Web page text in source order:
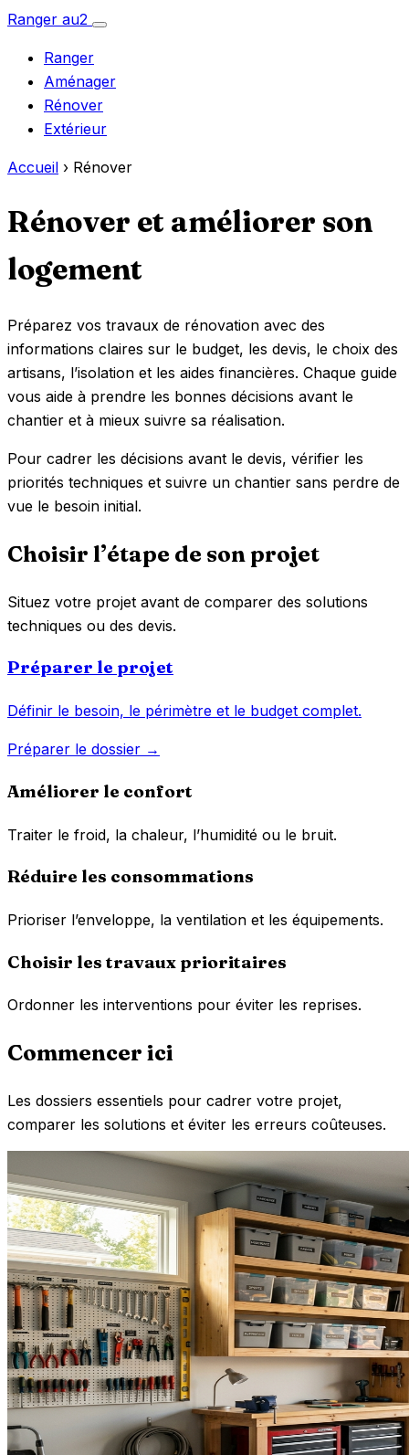
Aller
contenu
Ranger au2
Ouvrir
Ranger
Aménager
Rénover
Extérieur
Accueil › Rénover
Rénover et améliorer son
logement
Préparez vos travaux de rénovation avec des
informations claires sur le budget, les devis, le choix des
artisans, l’isolation et les aides financières. Chaque guide
vous aide à prendre les bonnes décisions avant le
chantier et à mieux suivre sa réalisation.
Pour cadrer les décisions avant le devis, vérifier les
priorités techniques et suivre un chantier sans perdre de
vue le besoin initial.
Choisir l’étape de son projet
Situez votre projet avant de comparer des solutions
techniques ou des devis.
Préparer le projet
Définir le besoin, le périmètre et le budget complet.
Préparer le dossier →
Améliorer le confort
Traiter le froid, la chaleur, l’humidité ou le bruit.
Réduire les consommations
Prioriser l’enveloppe, la ventilation et les équipements.
Choisir les travaux prioritaires
Ordonner les interventions pour éviter les reprises.
Commencer ici
Les dossiers essentiels pour cadrer votre projet,
comparer les solutions et éviter les erreurs coûteuses.